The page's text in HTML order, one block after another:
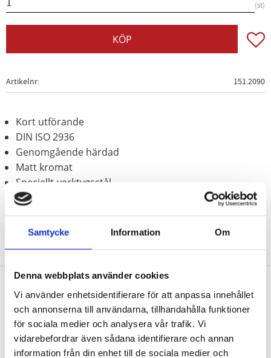
Samtycke Information Om
Denna webbplats använder cookies
Vi använder enhetsidentifierare för att anpassa innehållet
och annonserna till användarna, tillhandahålla funktioner
för sociala medier och analysera vår trafik. Vi
vidarebefordrar även sådana identifierare och annan
information från din enhet till de sociala medier och
st
KÖP
Artikelnr 151.2090
Kort utförande
DIN ISO 2936
Genomgående härdad
Matt kromat
Speciellt-verktygsstål
Nyhetsbrev